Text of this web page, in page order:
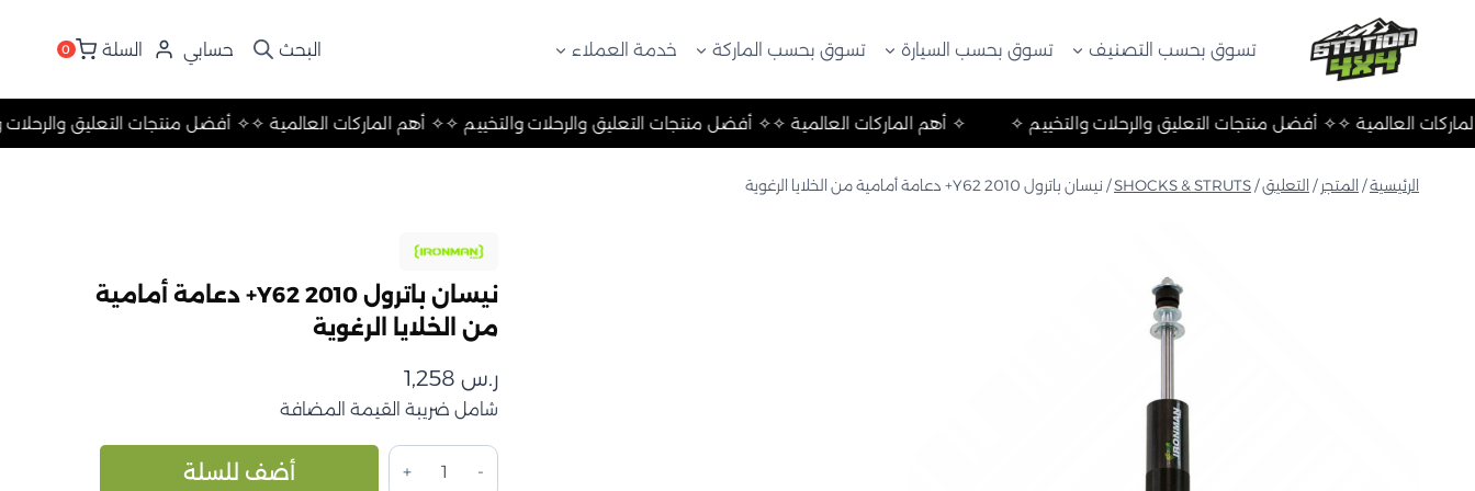
تسوق بحسب التصنيف تسوق بحسب السيارة تسوق بحسب الماركة خدمة العملاء حسابي السلة 0
✧ أفضل منتجات✧ أهم الماركات العالمية ✧✧ أفضل منتجات التعليق والرحلات والتخييم ✧✧ أهم الماركات العالمية ✧ ✧ أفضل منتجات التعليق والرحلات والتخييم ✧✧ أهم الماركات العالمية ✧✧
الرئيسية/ المتجر / التعليق/
SHOCKS & STRUTS
/ نيسان باترول Y62 2010+ دعامة أمامية من الخلايا الرغوية
نيسان باترول Y62 2010+ دعامة أمامية
من الخلايا الرغوية
ر.س1,258
شامل ضريبة القيمة المضافة
كمية
نيسان
أضف للسلة